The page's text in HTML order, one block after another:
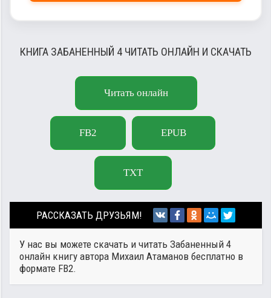
КНИГА ЗАБАНЕННЫЙ 4 ЧИТАТЬ ОНЛАЙН И СКАЧАТЬ
Читать онлайн
FB2 EPUB
TXT
РАССКАЗАТЬ ДРУЗЬЯМ!
У нас вы можете скачать и читать Забаненный 4
онлайн книгу автора Михаил Атаманов бесплатно в
формате FB2.